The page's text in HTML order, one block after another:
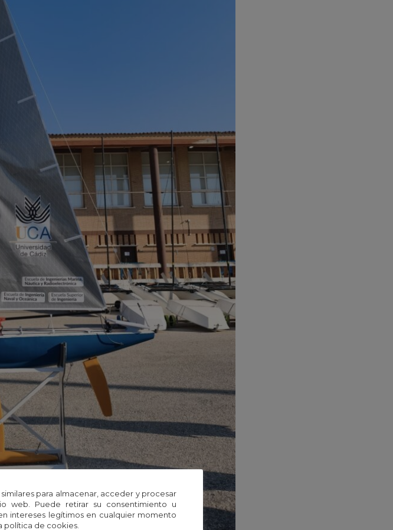
para almacenar, acceder y procesar
web. Puede retirar su consentimiento u
intereses legítimos en cualquier momento
política de cookies.